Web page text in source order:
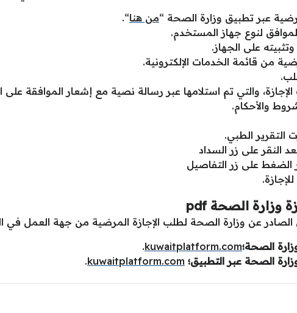
عبر تطبيق وزارة الصحة “من هنا“.
لنوع جهاز المستخدم.
على الجهاز.
من قائمة الخدمات الإلكترونية.
والتي تم استلامها عبر رسالة نصية مع إشعار الموافقة على
والأحكام.
التقرير الطبي.
النقر على زر السداد
الضغط على زر التفاصيل
وزارة الصحة pdf
الصادر عن وزارة الصحة لطلب الإجازة المرضية من جهة العمل في
الصحة؛kuwaitplatform.com
.
الصحة عبر التطبيق؛ kuwaitplatform.com
.